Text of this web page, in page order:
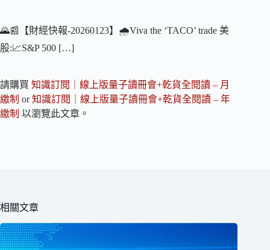
🌄📰【財經快報-20260123】🌧Viva the ‘TACO’ trade 美
股:📈S&P 500 […]
請購買 知識訂閱｜線上版量子讀冊會+乾貨全閱讀 – 月
繳制 or知識訂閱｜線上版量子讀冊會+乾貨全閱讀 – 年
繳制 以瀏覽此文章。
相關文章